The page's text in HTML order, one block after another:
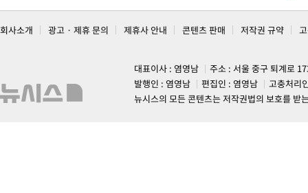
회사소개 광고 · 제휴 문의 제휴사 안내 콘텐츠 판매 저작권 규약
대표이사 : 염영남
주소 : 서울 중구 퇴계로
발행인 : 염영남
편집인 : 염영남
고충처리
뉴시스의 모든 콘텐츠는 저작권법의 보호를